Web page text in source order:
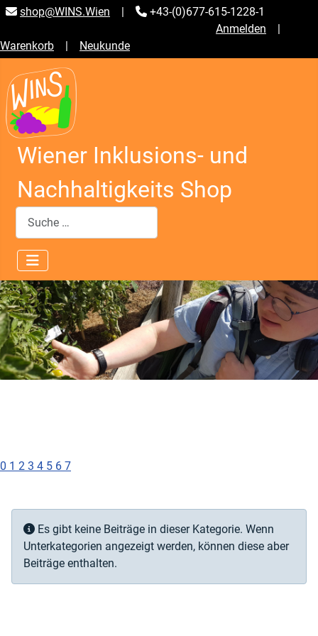
shop@WINS.Wien |
+43-(0)677-615-1228-1
Anmelden |
Warenkorb | Neukunde
Wiener Inklusions- und
Nachhaltigkeits Shop
Suchen
0 1 2 3 4 5 6 7
Information
Es gibt keine Beiträge in dieser Kategorie. Wenn
Unterkategorien angezeigt werden, können diese aber
Beiträge enthalten.